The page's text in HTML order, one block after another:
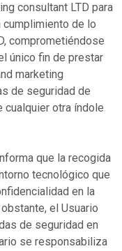
consultant LTD para
cumplimiento de lo
comprometiéndose
único fin de prestar
marketing
de seguridad de
cualquier otra índole
que la recogida
tecnológico que
en la
el Usuario
de seguridad en
se responsabiliza